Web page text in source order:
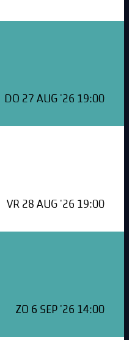
DO 27 AUG '26 19:00
VR 28 AUG '26 19:00
ZO 6 SEP '26 14:00